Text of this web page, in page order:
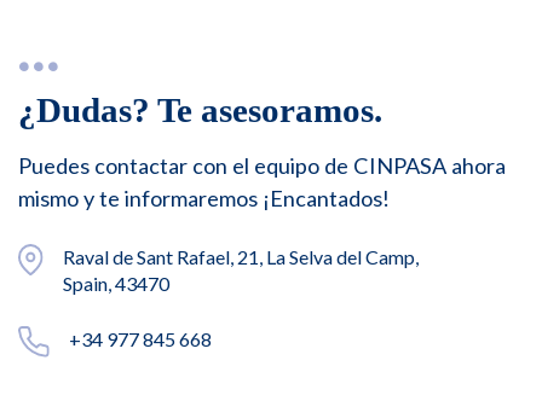
¿Dudas? Te asesoramos.
Puedes contactar con el equipo de CINPASA ahora
mismo y te informaremos ¡Encantados!
Raval de Sant Rafael, 21, La Selva del Camp,
Spain, 43470
+34 977 845 668